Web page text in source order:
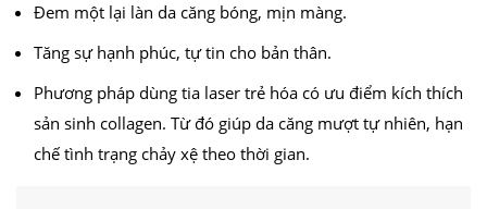
Đem một lại làn da căng bóng, mịn màng.
Tăng sự hạnh phúc, tự tin cho bản thân.
Phương pháp dùng tia laser trẻ hóa có ưu điểm kích thích
sản sinh collagen. Từ đó giúp da căng mượt tự nhiên, hạn
chế tình trạng chảy xệ theo thời gian.